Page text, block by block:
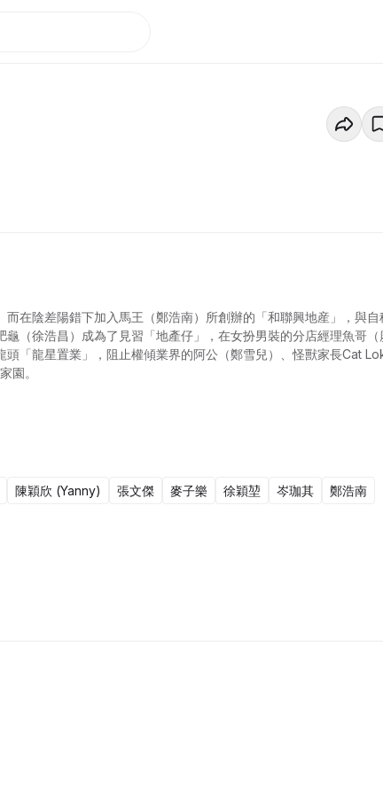
在陰差陽錯下加入馬王（鄭浩南）所創辦的「和聯興地産」，與自
（徐浩昌）成為了見習「地產仔」，在女扮男裝的分店經理魚哥（
「龍星置業」，阻止權傾業界的阿公（鄭雪兒）、怪獸家長Cat
園。
陳穎欣 (Yanny) 張文傑 麥子樂 徐穎堃 岑珈其 鄭浩南